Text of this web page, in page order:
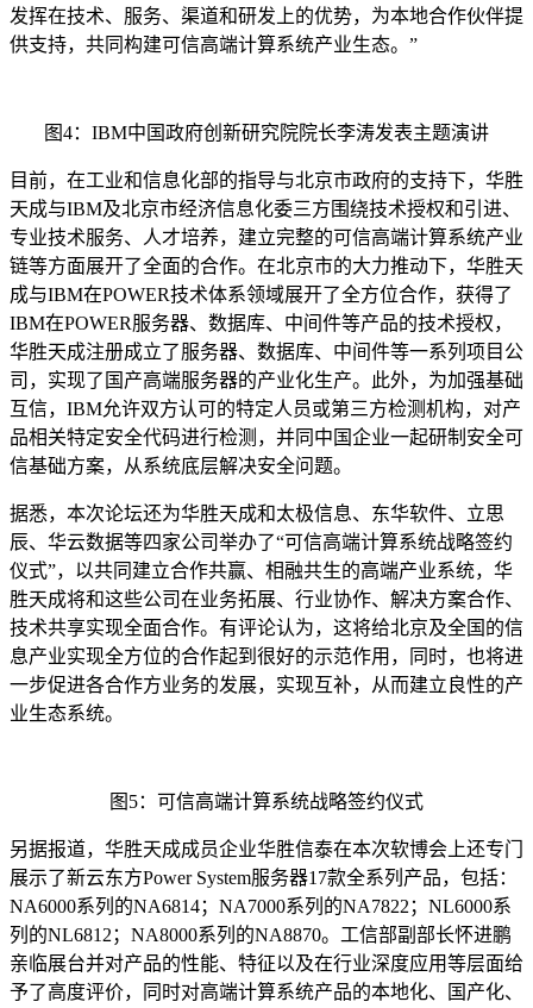
发挥在技术、服务、渠道和研发上的优势，为本地合作伙伴提
供支持，共同构建可信高端计算系统产业生态。”
图4：IBM中国政府创新研究院院长李涛发表主题演讲
目前，在工业和信息化部的指导与北京市政府的支持下，华胜
天成与IBM及北京市经济信息化委三方围绕技术授权和引进、
专业技术服务、人才培养，建立完整的可信高端计算系统产业
链等方面展开了全面的合作。在北京市的大力推动下，华胜天
成与IBM在POWER技术体系领域展开了全方位合作，获得了
IBM在POWER服务器、数据库、中间件等产品的技术授权，
华胜天成注册成立了服务器、数据库、中间件等一系列项目公
司，实现了国产高端服务器的产业化生产。此外，为加强基础
互信，IBM允许双方认可的特定人员或第三方检测机构，对产
品相关特定安全代码进行检测，并同中国企业一起研制安全可
信基础方案，从系统底层解决安全问题。
据悉，本次论坛还为华胜天成和太极信息、东华软件、立思
辰、华云数据等四家公司举办了“可信高端计算系统战略签约
仪式”，以共同建立合作共赢、相融共生的高端产业系统，华
胜天成将和这些公司在业务拓展、行业协作、解决方案合作、
技术共享实现全面合作。有评论认为，这将给北京及全国的信
息产业实现全方位的合作起到很好的示范作用，同时，也将进
一步促进各合作方业务的发展，实现互补，从而建立良性的产
业生态系统。
图5：可信高端计算系统战略签约仪式
另据报道，华胜天成成员企业华胜信泰在本次软博会上还专门
展示了新云东方Power System服务器17款全系列产品，包括：
NA6000系列的NA6814；NA7000系列的NA7822；NL6000系
列的NL6812；NA8000系列的NA8870。工信部副部长怀进鹏
亲临展台并对产品的性能、特征以及在行业深度应用等层面给
予了高度评价，同时对高端计算系统产品的本地化、国产化、